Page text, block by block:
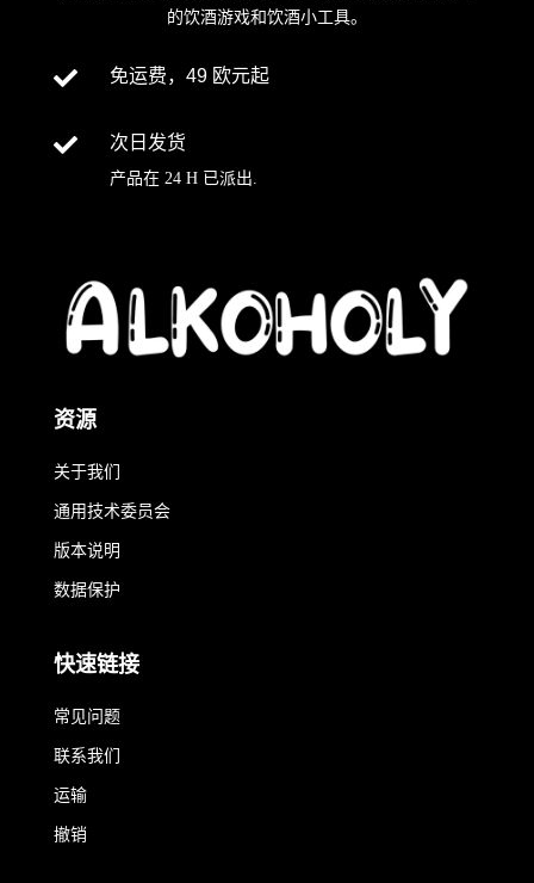
的饮酒游戏和饮酒小工具。
 免运费，49 欧元起
 次日发货
产品在 24 H 已派出.
资源
关于我们
通用技术委员会
版本说明
数据保护
快速链接
常见问题
联系我们
运输
撤销